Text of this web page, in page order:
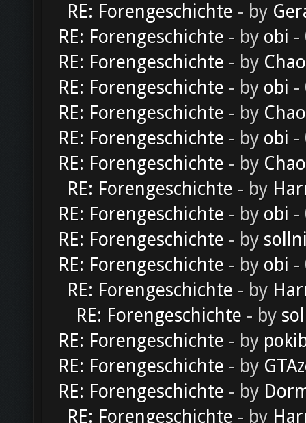
RE: Forengeschichte - by
RE: Forengeschichte - by obi -
RE: Forengeschichte - by
RE: Forengeschichte - by obi -
RE: Forengeschichte - by
RE: Forengeschichte - by obi -
RE: Forengeschichte - by
RE: Forengeschichte - by
RE: Forengeschichte - by obi -
RE: Forengeschichte - by
RE: Forengeschichte - by obi -
RE: Forengeschichte - by
RE: Forengeschichte - by
RE: Forengeschichte - by
RE: Forengeschichte - by
RE: Forengeschichte - by
RE: Forengeschichte - by